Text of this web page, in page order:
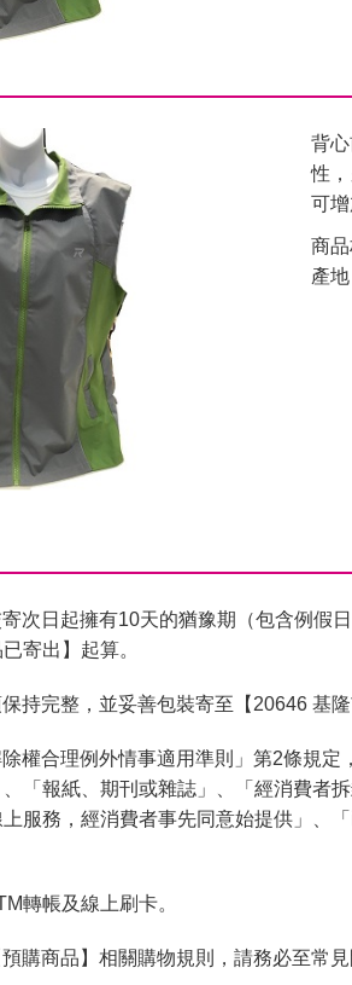
背
性，
可
商
產
次日起擁有10天的猶豫期（包含例假
寄出】起算。
持完整，並妥善包裝寄至【20646 基
權合理例外情事適用準則」第2條規
「報紙、期刊或雜誌」、「經消費者
服務，經消費者事先同意始提供」、
轉帳及線上刷卡。
購商品】相關購物規則，請務必至常見